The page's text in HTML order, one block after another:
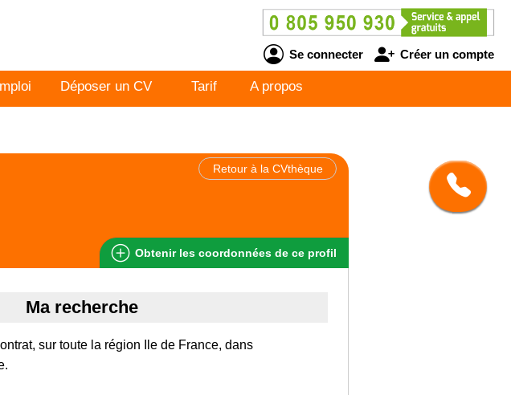
Se connecter Créer un compte
Déposer un CV Tarif A propos
Retour à la CVthèque
Obtenir les coordonnées de ce profil
Ma recherche
sur toute la région Ile de France, dans